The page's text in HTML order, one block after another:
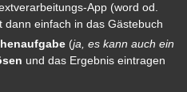
App (word od.
dann einfach in das Gästebuch
(ja, es kann auch ein
und das Ergebnis eintragen